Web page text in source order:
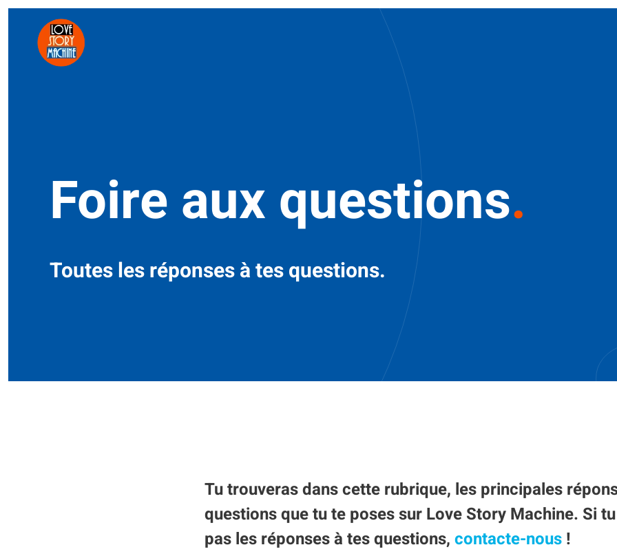
Skip to main content
Foire aux questions.
Toutes les réponses à tes questions.
Tu trouveras dans cette rubrique, les principales
questions que tu te poses sur Love Story Machine. Si
pas les réponses à tes questions, contacte-nous !